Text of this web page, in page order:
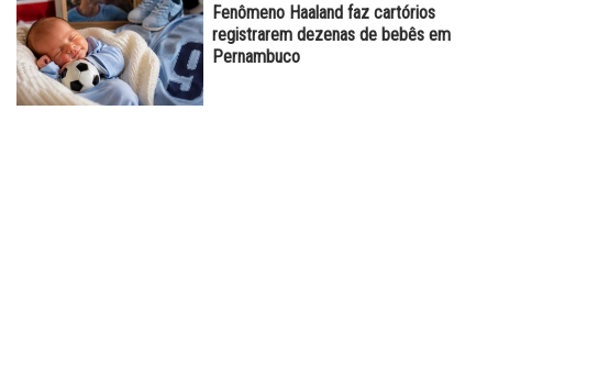
Fenômeno Haaland faz cartórios
registrarem dezenas de bebês em
Pernambuco